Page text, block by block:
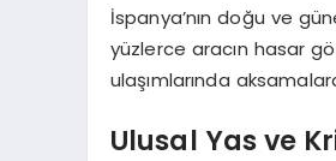
İspanya’nın doğu ve
yüzlerce aracın hasar
ulaşımlarında
Ulusal Yas ve